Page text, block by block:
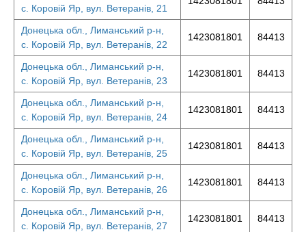
с. Коровій Яр, вул. Ветеранів, 21
Донецька обл., Лиманський р-н,
с. Коровій Яр, вул. Ветеранів, 22
1423081801 84413
Донецька обл., Лиманський р-н,
с. Коровій Яр, вул. Ветеранів, 23
1423081801 84413
Донецька обл., Лиманський р-н,
с. Коровій Яр, вул. Ветеранів, 24
1423081801 84413
Донецька обл., Лиманський р-н,
с. Коровій Яр, вул. Ветеранів, 25
1423081801 84413
Донецька обл., Лиманський р-н,
с. Коровій Яр, вул. Ветеранів, 26
1423081801 84413
Донецька обл., Лиманський р-н,
с. Коровій Яр, вул. Ветеранів, 27
1423081801 84413